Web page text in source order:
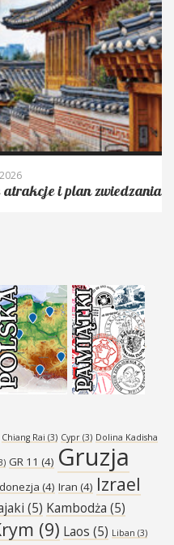
atrakcje i plan zwiedzania
Chiang Rai (3) Cypr (3) Dolina Kadisha
GR 11 (4) Gruzja
(4) Iran (4) Izrael
(5) Kambodża (5)
(9) Laos (5) Liban (3)